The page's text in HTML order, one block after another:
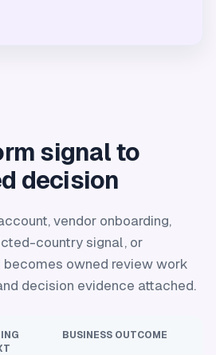
signal to
decision
vendor onboarding,
country signal, or
becomes owned review work
decision evidence attached.
BUSINESS OUTCOME